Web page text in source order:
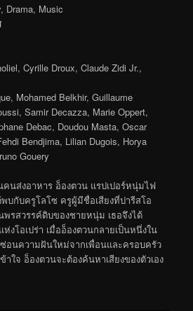
Drama, Music
Cyrille Droux, Claude Zidi Jr.,
Mohamed Belkhir, Guillaume
Samir Decazza, Marie Oppert,
Debac, Doudou Masta, Oscar
Bendjima, Lilian Dugois, Horya
Gouery
นส่งอาหาร อ็องตวน แรปเปอร์หนุ่มไฟ
บกับครูโลโซ ครูผู้มีชื่อเสียงที่ปารีสโอ
พรสวรรค์ดิบของชายหนุ่ม เธอจึงได้
งโอเปร่า เมื่ออ็องตวนกลายเป็นหนึ่งใน
อนความฝันใหม่จากเพื่อนและครอบครัว
าใจ อ็องตวนจะต้องค้นหาเสียงของตัวเอง